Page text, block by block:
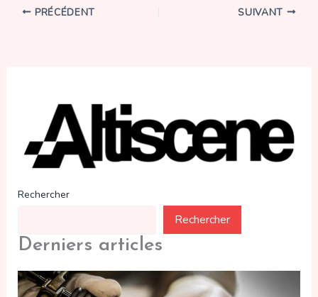
PRÉCÉDENT SUIVANT
Rechercher
Rechercher
Derniers articles